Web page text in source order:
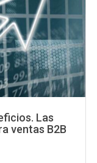
Las
ventas B2B